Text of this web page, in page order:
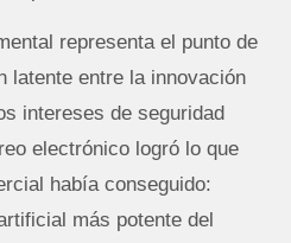
representa el punto de
latente entre la innovación
intereses de seguridad
electrónico logró lo que
había conseguido:
más potente del